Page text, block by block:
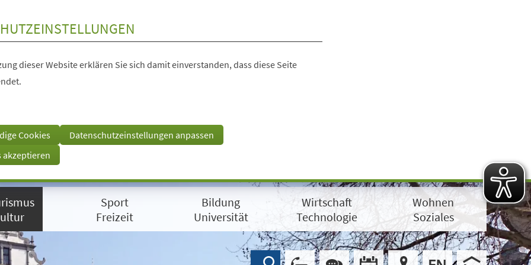
dieser Website erklären Sie sich damit einverstanden, dass diese Seite
Cookies
Datenschutzeinstellungen anpassen
akzeptieren
Sport
Freizeit
Bildung
Universität
Wirtschaft
Technologie
Wohnen
Soziales